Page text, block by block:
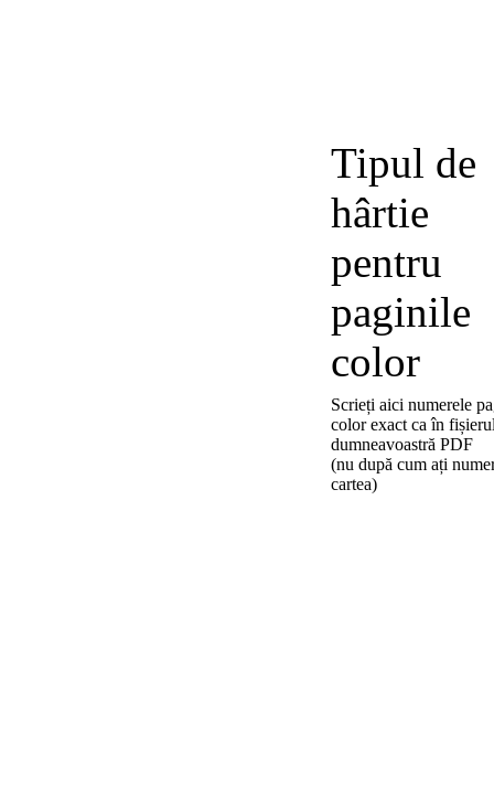
Tipul de
hârtie
pentru
paginile
color
Scrieți aici numerele
color exact ca în
dumneavoastră PDF
(nu după cum ați
cartea)